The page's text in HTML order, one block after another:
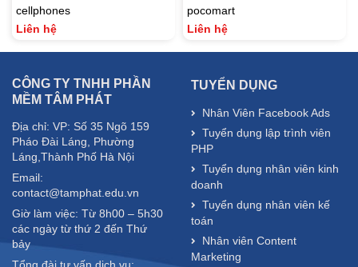
cellphones
Liên hệ
pocomart
Liên hệ
CÔNG TY TNHH PHẦN
MỀM TÂM PHÁT
Địa chỉ: VP: Số 35 Ngõ 159
Pháo Đài Láng, Phường
Láng,Thành Phố Hà Nội
Email:
contact@tamphat.edu.vn
Giờ làm việc: Từ 8h00 – 5h30
các ngày từ thứ 2 đến Thứ
bảy
TUYỂN DỤNG
Nhân Viên Facebook Ads
Tuyển dụng lập trình viên
PHP
Tuyển dụng nhân viên kinh
doanh
Tuyển dụng nhân viên kế
toán
Nhân viên Content
Marketing